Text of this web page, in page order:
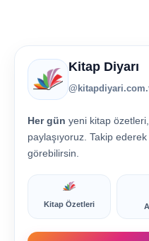
Kitap Diyarı
Her gün yeni kitap
paylaşıyoruz. Takip
görebilirsin.
Kitap Özetleri